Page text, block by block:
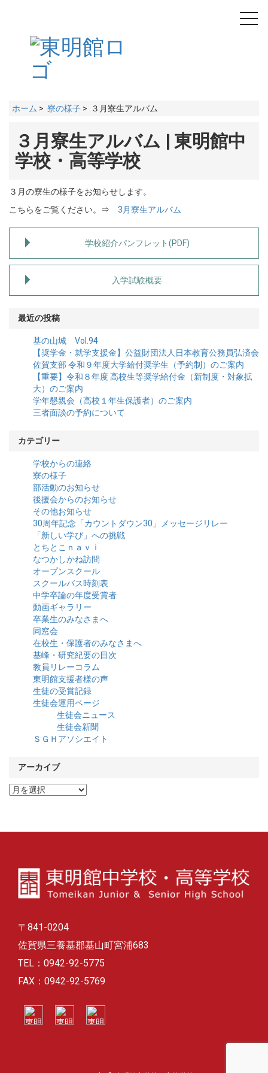
ホーム > 寮の様子 > ３月寮生アルバム
３月寮生アルバム | 東明館中
学校・高等学校
３月の寮生の様子をお知らせします。
こちらをご覧ください。⇒ 3月寮生アルバム
学校紹介パンフレット(PDF)
入学試験概要
最近の投稿
基の山城 Vol.94
【奨学金・就学支援金】公益財団法人日本教育公務員弘済会
佐賀支部 令和９年度大学給付奨学生（予約制）のご案内
【重要】令和８年度 高校生等奨学給付金（新制度・対象拡
大）のご案内
学年懇親会（高校１年生保護者）のご案内
三者面談の予約について
カテゴリー
学校からの連絡
寮の様子
部活動のお知らせ
後援会からのお知らせ
その他お知らせ
30周年記念「カウントダウン30」メッセージリレー
「新しい学び」への挑戦
とちとこｎａｖｉ
なつかしかね訪問
オープンスクール
スクールバス時刻表
中学卒論の年度受賞者
動画ギャラリー
卒業生のみなさまへ
同窓会
在校生・保護者のみなさまへ
基峰・研究紀要の目次
教員リレーコラム
東明館支援者様の声
生徒の受賞記録
生徒会運用ページ
生徒会ニュース
生徒会新聞
ＳＧＨアソシエイト
アーカイブ
ア
〒841-0204
佐賀県三養基郡基山町宮浦683
TEL：0942-92-5775
FAX：0942-92-5769